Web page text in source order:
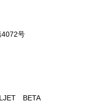
号
BETA